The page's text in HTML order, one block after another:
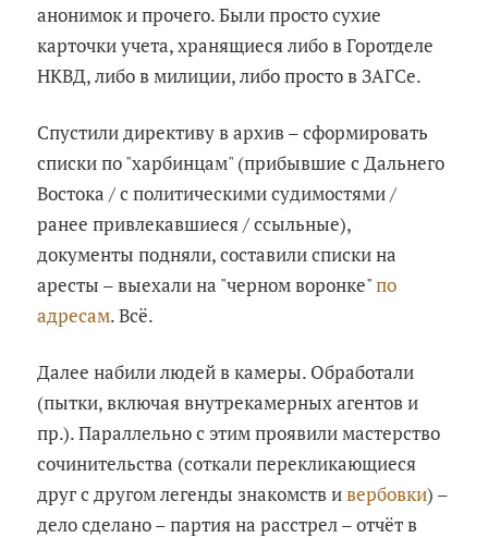
анонимок и прочего. Были просто сухие
карточки учета, хранящиеся либо в Горотделе
НКВД, либо в милиции, либо просто в ЗАГСе.
Спустили директиву в архив – сформировать
списки по "харбинцам" (прибывшие с Дальнего
Востока / с политическими судимостями /
ранее привлекавшиеся / ссыльные),
документы подняли, составили списки на
аресты – выехали на "черном воронке"по
адресам. Всё.
Далее набили людей в камеры. Обработали
(пытки, включая внутрекамерных агентов и
пр.). Параллельно с этим проявили мастерство
сочинительства (соткали перекликающиеся
друг с другом легенды знакомств ивербовки) –
дело сделано – партия на расстрел – отчёт в